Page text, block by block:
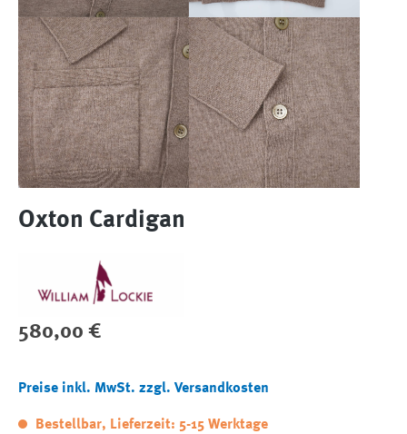
Oxton Cardigan
Regulärer Preis:
580,00 €
Preise inkl. MwSt. zzgl. Versandkosten
Bestellbar, Lieferzeit: 5-15 Werktage